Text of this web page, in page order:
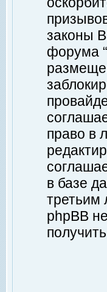
законы
форума
право в
в базе
третьим
phpBB